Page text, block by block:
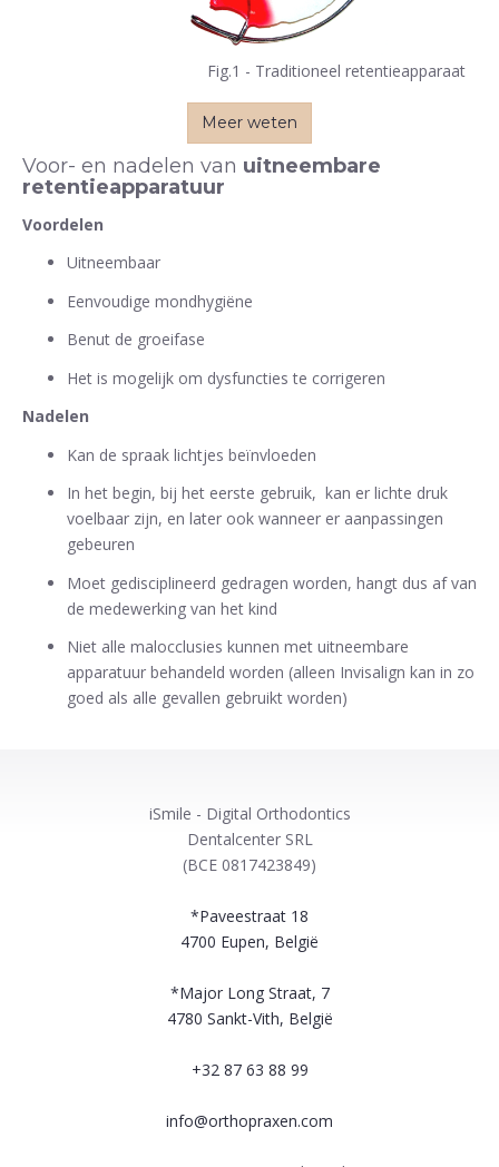
Fig.1 - Traditioneel retentieapparaat
Meer weten
Voor- en nadelen van uitneembare
retentieapparatuur
Voordelen
Uitneembaar
Eenvoudige mondhygiëne
Benut de groeifase
Het is mogelijk om dysfuncties te corrigeren
Nadelen
Kan de spraak lichtjes beïnvloeden
In het begin, bij het eerste gebruik, kan er lichte druk
voelbaar zijn, en later ook wanneer er aanpassingen
gebeuren
Moet gedisciplineerd gedragen worden, hangt dus af van
de medewerking van het kind
Niet alle malocclusies kunnen met uitneembare
apparatuur behandeld worden (alleen Invisalign kan in zo
goed als alle gevallen gebruikt worden)
iSmile - Digital Orthodontics
Dentalcenter SRL
(BCE 0817423849)
*Paveestraat 18
4700 Eupen, België
*Major Long Straat, 7
4780 Sankt-Vith, België
+32 87 63 88 99
info@orthopraxen.com